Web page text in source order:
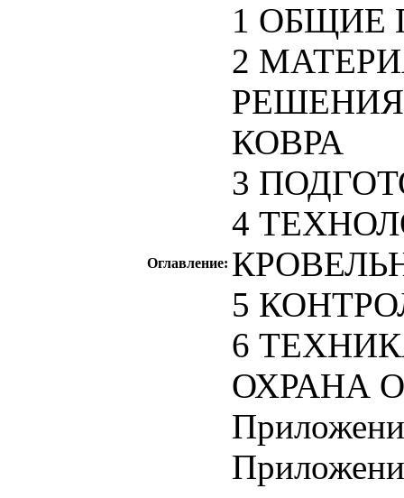
Оглавление:
1 ОБЩИЕ
2
КОВРА
3
4
5
6
ОХРАНА